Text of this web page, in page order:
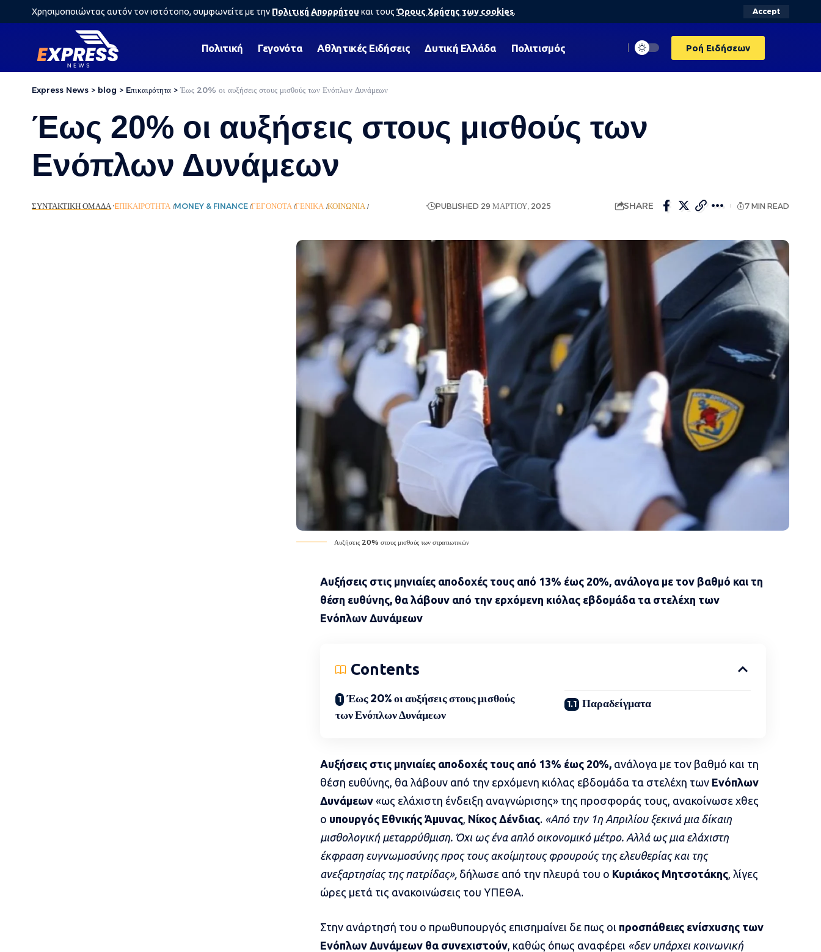
Χρησιμοποιώντας αυτόν τον ιστότοπο, συμφωνείτε με την Πολιτική Απορρήτου και τους Όρους Χρήσης των cookies. Accept
Πολιτική Γεγονότα Αθλητικές Ειδήσεις Δυτική Ελλάδα Πολιτισμός Ροή Ειδήσεων
Express News > blog > Eπικαιρότητα >Έως 20% οι αυξήσεις στους μισθούς των Ενόπλων Δυνάμεων
Έως 20% οι αυξήσεις στους μισθούς των
Ενόπλων Δυνάμεων
ΣΥΝΤΑΚΤΙΚΉ ΟΜΆΔΑ EΠΙΚΑΙΡΌΤΗΤΑ MONEY & FINANCE ΓΕΓΟΝΌΤΑ ΓΕΝΙΚΆ ΚΟΙΝΩΝΊΑ ΡΟΉ ΕΙΔΉΣΕΩΝ PUBLISHED 29 ΜΑΡΤΊΟΥ, 2025 SHARE 7 MIN READ
Αυξήσεις 20% στους μισθούς των στρατιωτικών
Αυξήσεις στις μηνιαίες αποδοχές τους από 13% έως 20%, ανάλογα με τον βαθμό και τη
θέση ευθύνης, θα λάβουν από την ερχόμενη κιόλας εβδομάδα τα στελέχη των
Ενόπλων Δυνάμεων
Contents
Έως 20% οι αυξήσεις στους μισθούς
των Ενόπλων Δυνάμεων
Παραδείγματα
Αυξήσεις στις μηνιαίες αποδοχές τους από 13% έως 20%,ανάλογα με τον βαθμό και τη
θέση ευθύνης, θα λάβουν από την ερχόμενη κιόλας εβδομάδα τα στελέχη των Ενόπλων
Δυνάμεων «ως ελάχιστη ένδειξη αναγνώρισης» της προσφοράς τους, ανακοίνωσε χθες
ο υπουργός Εθνικής Άμυνας, Νίκος Δένδιας. «Από την 1η Απριλίου ξεκινά μια δίκαιη
μισθολογική μεταρρύθμιση. Όχι ως ένα απλό οικονομικό μέτρο. Αλλά ως μια ελάχιστη
έκφραση ευγνωμοσύνης προς τους ακοίμητους φρουρούς της ελευθερίας και της
ανεξαρτησίας της πατρίδας»,δήλωσε από την πλευρά του ο Κυριάκος Μητσοτάκης, λίγες
ώρες μετά τις ανακοινώσεις του ΥΠΕΘΑ.
Στην ανάρτησή του ο πρωθυπουργός επισημαίνει δε πως οι προσπάθειες ενίσχυσης των
Ενόπλων Δυνάμεων θα συνεχιστούν, καθώς όπως αναφέρει «δεν υπάρχει κοινωνική